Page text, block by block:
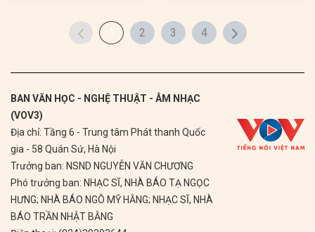
1 2 3 4
BAN VĂN HỌC - NGHỆ THUẬT - ÂM NHẠC
(VOV3)
Địa chỉ: Tầng 6 - Trung tâm Phát thanh Quốc
gia - 58 Quán Sứ, Hà Nội
Trưởng ban: NSND NGUYỄN VĂN CHƯƠNG
Phó trưởng ban: NHẠC SĨ, NHÀ BÁO TẠ NGỌC
HƯNG; NHÀ BÁO NGÔ MỸ HẰNG; NHẠC SĨ, NHÀ
BÁO TRẦN NHẬT BẰNG